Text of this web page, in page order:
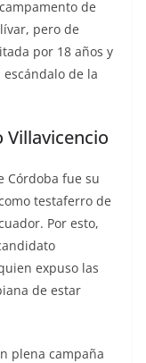
de
pero de
por 18 años y
de la
Villavicencio
Córdoba fue su
testaferro de
Por esto,
expuso las
de estar
plena campaña